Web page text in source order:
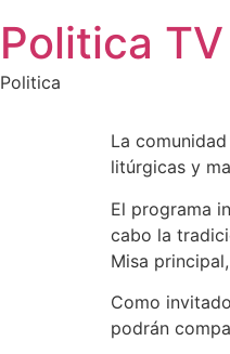
al
contenido
Politica
Politica
La
litúrgicas y
El programa
cabo la
Misa
Como
podrán